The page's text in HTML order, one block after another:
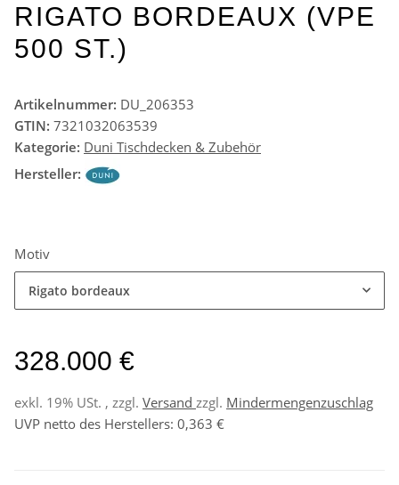
RIGATO BORDEAUX (VPE
500 ST.)
Artikelnummer: DU_206353
GTIN: 7321032063539
Kategorie: Duni Tischdecken & Zubehör
Hersteller:
Motiv
Rigato bordeaux
328.000 €
exkl. 19% USt. , zzgl. Versand zzgl. Mindermengenzuschlag
UVP netto des Herstellers: 0,363 €